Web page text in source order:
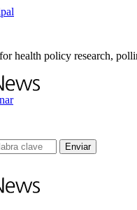
health policy research,